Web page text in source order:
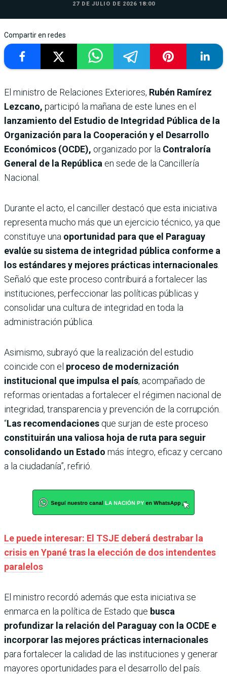
27 DE JULIO DE 2026 18:00
Compartir en redes
El ministro de Relaciones Exteriores, Rubén Ramírez
Lezcano, participó la mañana de este lunes en el
lanzamiento del Estudio de Integridad Pública de la
Organización para la Cooperación y el Desarrollo
Económicos (OCDE), organizado por la Contraloría
General de la República en sede de la Cancillería
Nacional.
Durante el acto, el canciller destacó que esta iniciativa
representa mucho más que un ejercicio técnico, ya que
constituye una oportunidad para que el Paraguay
evalúe su sistema de integridad pública conforme a
los estándares y mejores prácticas internacionales
Señaló que este proceso contribuirá a fortalecer las
instituciones, perfeccionar las políticas públicas y
consolidar una cultura de integridad en toda la
administración pública.
Asimismo, subrayó que la realización del estudio
coincide con el proceso de modernización
institucional que impulsa el país, acompañado de
reformas orientadas a fortalecer el régimen nacional de
integridad, transparencia y prevención de la corrupción.
“Las recomendaciones que surjan de este proceso
constituirán una valiosa hoja de ruta para seguir
consolidando un Estado más íntegro, eficaz y cercano
a la ciudadanía”, refirió.
Le puede interesar: El TSJE deberá destrabar la
crisis en Ypané tras la elección de dos intendentes
paralelos
El ministro recordó además que esta iniciativa se
enmarca en la política de Estado que busca
profundizar la relación del Paraguay con la OCDE e
incorporar las mejores prácticas internacionales
para fortalecer la calidad de las instituciones y generar
mayores oportunidades para el desarrollo del país.